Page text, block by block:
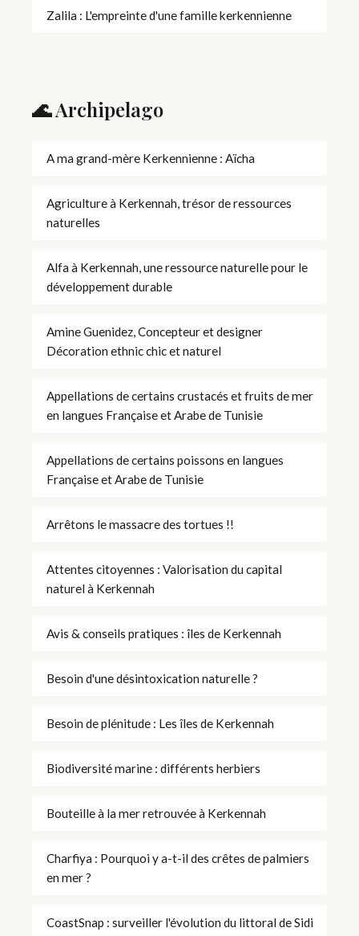
Zalila : L'empreinte d'une famille kerkennienne
🌊 Archipelago
A ma grand-mère Kerkennienne : Aïcha
Agriculture à Kerkennah, trésor de ressources
naturelles
Alfa à Kerkennah, une ressource naturelle pour le
développement durable
Amine Guenidez, Concepteur et designer
Décoration ethnic chic et naturel
Appellations de certains crustacés et fruits de mer
en langues Française et Arabe de Tunisie
Appellations de certains poissons en langues
Française et Arabe de Tunisie
Arrêtons le massacre des tortues !!
Attentes citoyennes : Valorisation du capital
naturel à Kerkennah
Avis & conseils pratiques : îles de Kerkennah
Besoin d'une désintoxication naturelle ?
Besoin de plénitude : Les îles de Kerkennah
Biodiversité marine : différents herbiers
Bouteille à la mer retrouvée à Kerkennah
Charfiya : Pourquoi y a-t-il des crêtes de palmiers
en mer ?
CoastSnap : surveiller l'évolution du littoral de Sidi